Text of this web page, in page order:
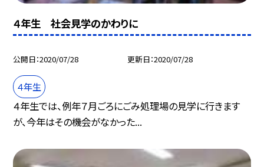
４年生 社会見学のかわりに
公開日 2020/07/28 更新日 2020/07/28
４年生
４年生では、例年７月ごろにごみ処理場の見学に行きます
が、今年はその機会がなかった...